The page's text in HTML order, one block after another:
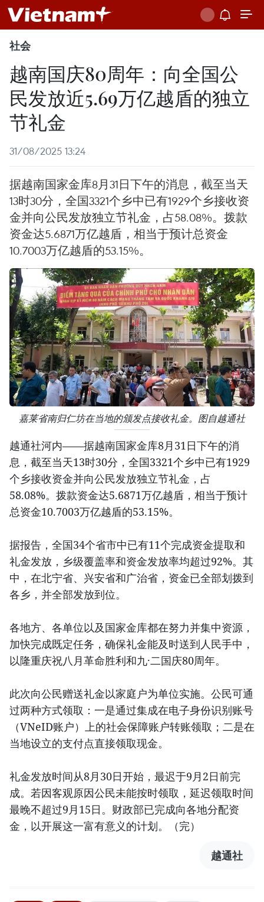
社会
越南国庆80周年：向全国公
民发放近5.69万亿越盾的独立
节礼金
31/08/2025 13:24
据越南国家金库8月31日下午的消息，截至当天
13时30分，全国3321个乡中已有1929个乡接收资
金并向公民发放独立节礼金，占58.08%。拨款
资金达5.6871万亿越盾，相当于预计总资金
10.7003万亿越盾的53.15%。
嘉莱省南归仁坊在当地的颁发点接收礼金。图自越通社
越通社河内——据越南国家金库8月31日下午的消
息，截至当天13时30分，全国3321个乡中已有1929
个乡接收资金并向公民发放独立节礼金，占
58.08%。拨款资金达5.6871万亿越盾，相当于预计
总资金10.7003万亿越盾的53.15%。
据报告，全国34个省市中已有11个完成资金提取和
礼金发放，乡级覆盖率和资金发放率均超过92%。其
中，在北宁省、兴安省和广治省，资金已全部划拨到
各乡，并全部发放到位。
各地方、各单位以及国家金库都在努力并集中资源，
加快完成既定任务，确保礼金能及时送到人民手中，
以隆重庆祝八月革命胜利和九·二国庆80周年。
此次向公民赠送礼金以家庭户为单位实施。公民可通
过两种方式领取：一是通过集成在电子身份识别账号
（VNeID账户）上的社会保障账户转账领取；二是在
当地设立的支付点直接领取现金。
礼金发放时间从8月30日开始，最迟于9月2日前完
成。若因客观原因公民未能按时领取，延迟领取时间
最晚不超过9月15日。财政部已完成向各地分配资
金，以开展这一富有意义的计划。（完）
越通社